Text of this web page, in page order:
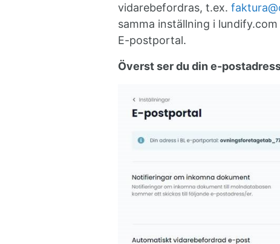
vidarebefordras, t.ex.
samma inställning i
E-postportal.
Överst ser du din e-